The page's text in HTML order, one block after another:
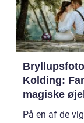
Kolding:
magiske
på din store
På en af de